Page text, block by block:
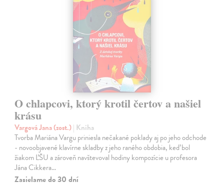
O chlapcovi, ktorý krotil čertov a našiel
krásu
Vargová Jana (zost.)| Kniha
Tvorba Mariána Vargu priniesla nečakané poklady aj po jeho odchode
- novoobjavené klavírne skladby z jeho raného obdobia, keď bol
žiakom ĽŠU a zároveň navštevoval hodiny kompozície u profesora
Jána Cikkera…
Zasielame do 30 dní